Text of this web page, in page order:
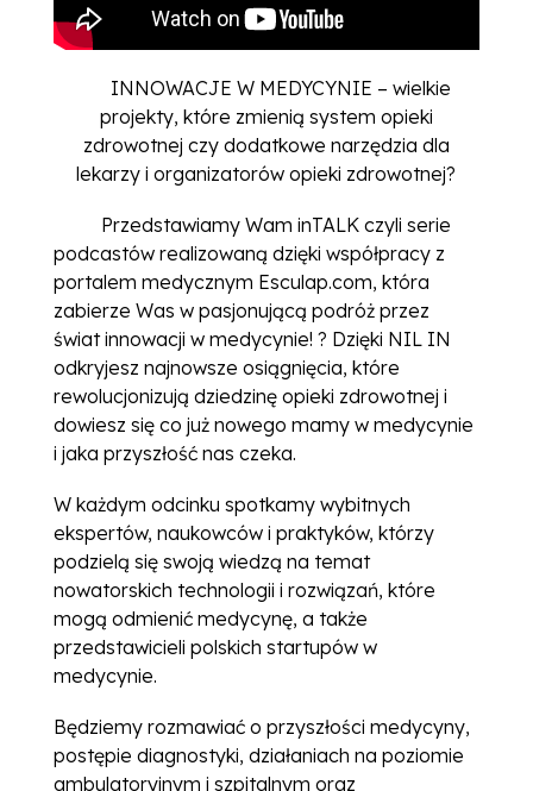
INNOWACJE W MEDYCYNIE – wielkie
projekty, które zmienią system opieki
zdrowotnej czy dodatkowe narzędzia dla
lekarzy i organizatorów opieki zdrowotnej?
Przedstawiamy Wam inTALK czyli serie
podcastów realizowaną dzięki współpracy z
portalem medycznym Esculap.com, która
zabierze Was w pasjonującą podróż przez
świat innowacji w medycynie! ? Dzięki NIL IN
odkryjesz najnowsze osiągnięcia, które
rewolucjonizują dziedzinę opieki zdrowotnej i
dowiesz się co już nowego mamy w medycynie
i jaka przyszłość nas czeka.
W każdym odcinku spotkamy wybitnych
ekspertów, naukowców i praktyków, którzy
podzielą się swoją wiedzą na temat
nowatorskich technologii i rozwiązań, które
mogą odmienić medycynę, a także
przedstawicieli polskich startupów w
medycynie.
Będziemy rozmawiać o przyszłości medycyny,
postępie diagnostyki, działaniach na poziomie
ambulatoryjnym i szpitalnym oraz